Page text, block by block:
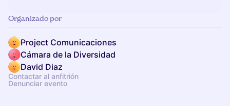
Organizado por
Project Comunicaciones
Cámara de la Diversidad
David Diaz
Contactar al anfitrión
Denunciar evento